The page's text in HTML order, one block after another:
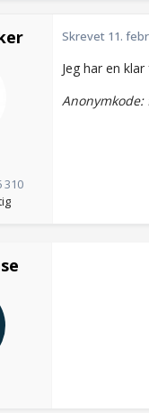
310
Skrevet 11.
Jeg har en
Anonymkode: